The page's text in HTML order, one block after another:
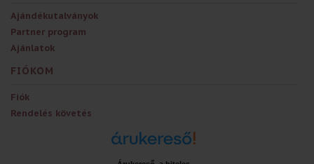
Ajándékutalványok
Partner program
Ajánlatok
FIÓKOM
Fiók
Rendelés követés